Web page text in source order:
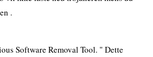
.
Software Removal Tool. " Dette